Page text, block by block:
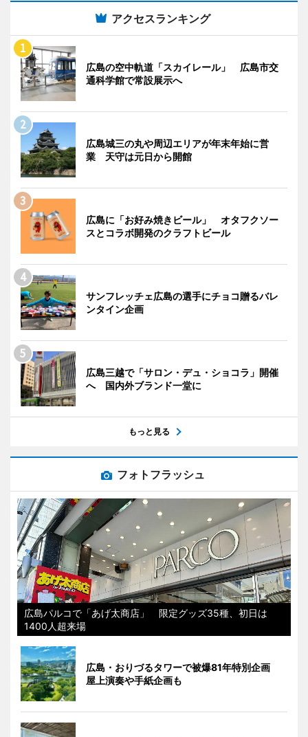
アクセスランキング
広島の空中軌道「スカイレール」 広島市交
通科学館で常設展示へ
広島城三の丸や周辺エリアが年末年始に営
業 天守は元日から開館
広島に「お好み焼きビール」 オタフクソー
スとコラボ開発のクラフトビール
サンフレッチェ広島の選手にチョコ贈るバレ
ンタイン企画
広島三越で「サロン・デュ・ショコラ」開催
へ 国内外ブランド一堂に
もっと見る
フォトフラッシュ
広島パルコで「あげ太商店」 限定グッズ35種、初日は
1400人超来場
広島・おりづるタワーで被爆81年特別企画
屋上演奏や手紙企画も